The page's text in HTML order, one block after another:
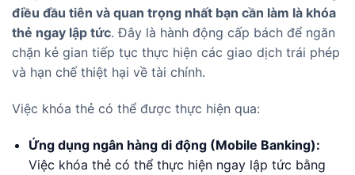
điều đầu tiên và quan trọng nhất bạn cần làm là khóa
thẻ ngay lập tức. Đây là hành động cấp bách để ngăn
chặn kẻ gian tiếp tục thực hiện các giao dịch trái phép
và hạn chế thiệt hại về tài chính.
Việc khóa thẻ có thể được thực hiện qua:
Ứng dụng ngân hàng di động (Mobile Banking):
Việc khóa thẻ có thể thực hiện ngay lập tức bằng